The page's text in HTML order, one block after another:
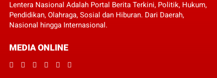
Lentera Nasional Adalah Portal Berita Terkini, Politik, Hukum,
Pendidikan, Olahraga, Sosial dan Hiburan. Dari Daerah,
Nasional hingga Internasional.
MEDIA ONLINE